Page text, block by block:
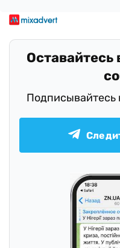
Оставайтесь
Подписывайтесь